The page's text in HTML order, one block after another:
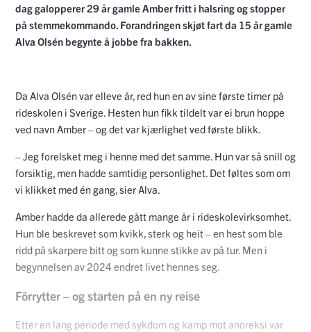
dag galopperer 29 år gamle Amber fritt i halsring og stopper
på stemmekommando. Forandringen skjøt fart da 15 år gamle
Alva Olsén begynte å jobbe fra bakken.
Da Alva Olsén var elleve år, red hun en av sine første timer på
rideskolen i Sverige. Hesten hun fikk tildelt var ei brun hoppe
ved navn Amber – og det var kjærlighet ved første blikk.
– Jeg forelsket meg i henne med det samme. Hun var så snill og
forsiktig, men hadde samtidig personlighet. Det føltes som om
vi klikket med én gang, sier Alva.
Amber hadde da allerede gått mange år i rideskolevirksomhet.
Hun ble beskrevet som kvikk, sterk og heit – en hest som ble
ridd på skarpere bitt og som kunne stikke av på tur. Men i
begynnelsen av 2024 endret livet hennes seg.
Fôrrytter – og starten på en ny reise
Etter en lang periode med sykdom og kamp mot anoreksi var